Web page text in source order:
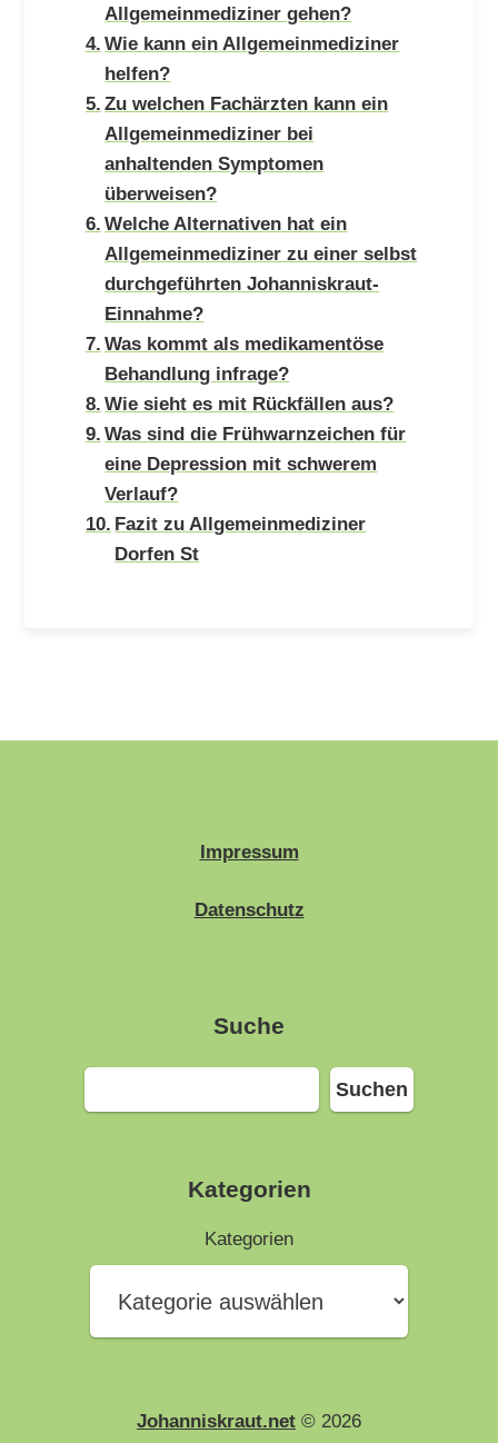
Allgemeinmediziner gehen?
Wie kann ein Allgemeinmediziner
helfen?
Zu welchen Fachärzten kann ein
Allgemeinmediziner bei
anhaltenden Symptomen
überweisen?
Welche Alternativen hat ein
Allgemeinmediziner zu einer selbst
durchgeführten Johanniskraut-
Einnahme?
Was kommt als medikamentöse
Behandlung infrage?
Wie sieht es mit Rückfällen aus?
Was sind die Frühwarnzeichen für
eine Depression mit schwerem
Verlauf?
Fazit zu Allgemeinmediziner
Dorfen St
Impressum
Datenschutz
Suche
Suchen
Suchen
Kategorien
Kategorien
Johanniskraut.net © 2026